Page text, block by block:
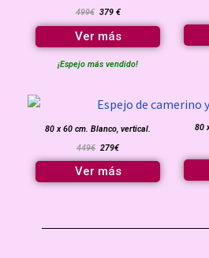
499€ 379 €
Ver más
¡Espejo más vendido!
80 x 60 cm. Blanco, vertical.
449€ 279€
Ver más
80